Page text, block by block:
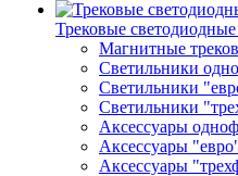
Трековые
Магнитные
Светильники
Светильники
Светильники
Аксессуары
Аксессуары
Аксессуары